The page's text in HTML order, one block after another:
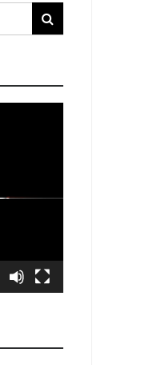
Search
vidéo